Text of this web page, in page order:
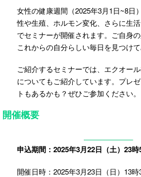
女性の健康週間（2025年3月1日~8日
性や生殖、ホルモン変化、さらに生
でセミナーが開催されます。ご自身の
これからの自分らしい毎日を見つけ
ご紹介するセミナーでは、エクオー
についてもご紹介しています。プレ
トもあるかも？ぜひご参加ください。
開催概要
申込期間：2025年3月22日（土）23
開催日時：2025年3月23日（日）13